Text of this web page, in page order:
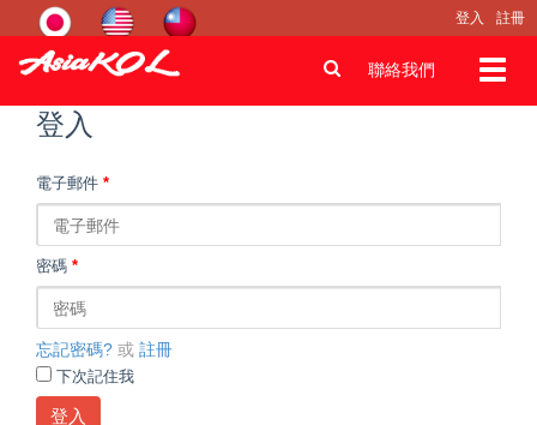
登入 註冊
聯絡我們
登入
電子郵件 *
密碼 *
忘記密碼? 或 註冊
下次記住我
登入